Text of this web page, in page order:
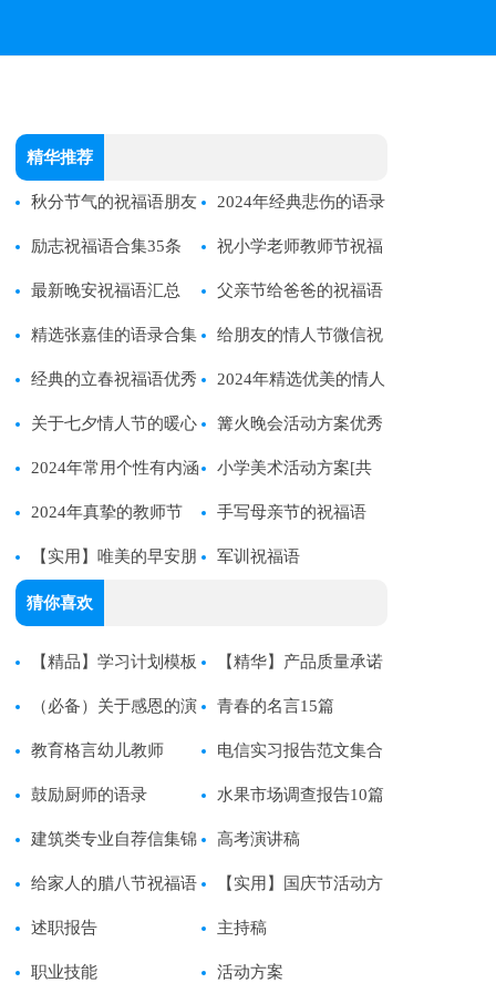
精华推荐
秋分节气的祝福语朋友
圈
2024年经典悲伤的语录
集锦46条
励志祝福语合集35条 祝小学老师教师节祝福
语
最新晚安祝福语汇总
（通用190句）
父亲节给爸爸的祝福语
集锦44条
精选张嘉佳的语录合集
70句
给朋友的情人节微信祝
福语47句
经典的立春祝福语优秀
(热)
2024年精选优美的情人
节QQ祝福语汇编50条
关于七夕情人节的暖心
祝福语
篝火晚会活动方案优秀
2024年常用个性有内涵
语录大汇总99条
小学美术活动方案[共
15篇]
2024年真挚的教师节
QQ祝福语汇总50句
手写母亲节的祝福语
【实用】唯美的早安朋
友圈问候语摘录35句
军训祝福语
猜你喜欢
【精品】学习计划模板
集合6篇
【精华】产品质量承诺
书范文集合5篇
（必备）关于感恩的演
讲稿
青春的名言15篇
教育格言幼儿教师 电信实习报告范文集合
五篇
鼓励厨师的语录 水果市场调查报告10篇
建筑类专业自荐信集锦
六篇
高考演讲稿
给家人的腊八节祝福语 【实用】国庆节活动方
案模板汇总6篇
述职报告 主持稿
职业技能 活动方案